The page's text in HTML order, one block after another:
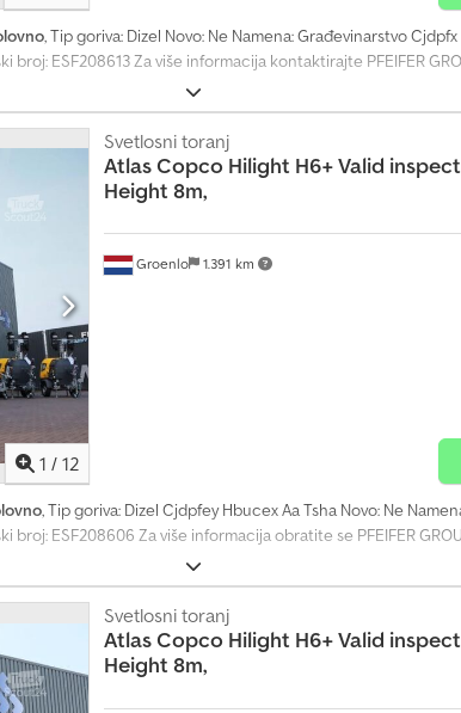
, Tip goriva: Dizel Novo: Ne Namena: Građevinarstvo
ESF208613 Za više informacija kontaktirajte PFEIFER
1 / 12
Groenlo 1.391 km
Svetlosni toranj
Atlas Copco Hilight H6+ Valid
Height 8m,
, Tip goriva: Dizel Cjdpfey Hbucex Aa Tsha Novo: Ne
broj: ESF208606 Za više informacija obratite se PFEIFER
Svetlosni toranj
Atlas Copco Hilight H6+ Valid
Height 8m,